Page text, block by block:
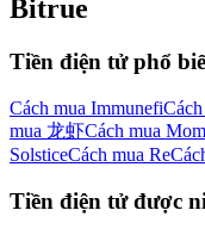
Bitrue
Tiền điện tử phổ
Cách mua Immunefi
mua 龙虾Cách mua
SolsticeCách mua Re
Tiền điện tử được